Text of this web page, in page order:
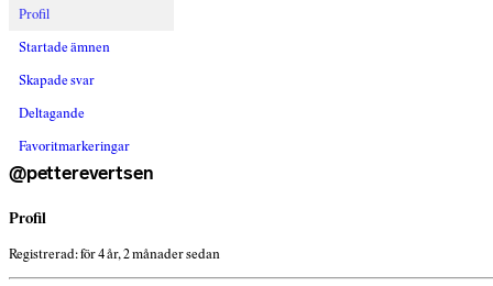
Profil
Startade ämnen
Skapade svar
Deltagande
Favoritmarkeringar
@petterevertsen
Profil
Registrerad: för 4 år, 2 månader sedan